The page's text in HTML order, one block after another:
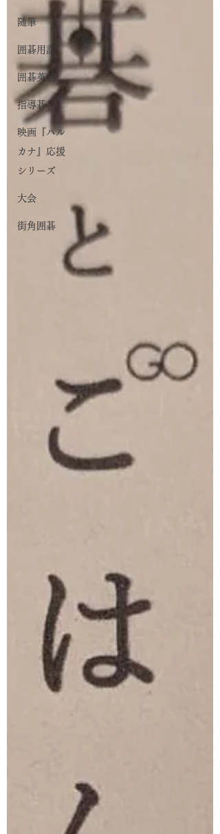
随筆
囲碁用語
囲碁英語
指導碁
映画『ハル
カナ』応援
シリーズ
大会
街角囲碁